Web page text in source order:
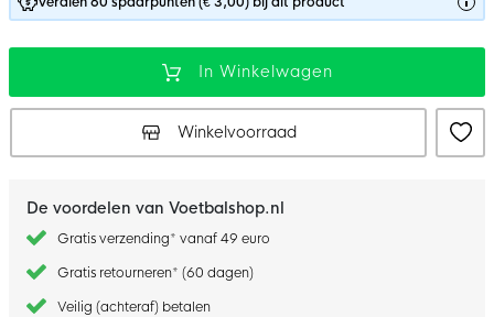
In Winkelwagen
Winkelvoorraad
De voordelen van Voetbalshop.nl
Gratis verzending* vanaf 49 euro
Gratis retourneren* (60 dagen)
Veilig (achteraf) betalen